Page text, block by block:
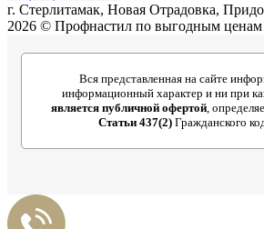
г. Стерлитамак, Новая Отрадовка,
2026 © Профнастил по выгодным ценам
Вся представленная на сайте
информационный характер и ни при
является публичной офертой,
Статьи 437(2) Гражданского